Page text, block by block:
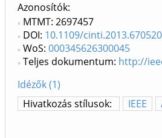
Azonosítók
MTMT: 2697457
DOI: 10.1109/
WoS: 000345626300045
Teljes dokumentum: http://
Idézők (1)
Hivatkozás stílusok:
IEEE